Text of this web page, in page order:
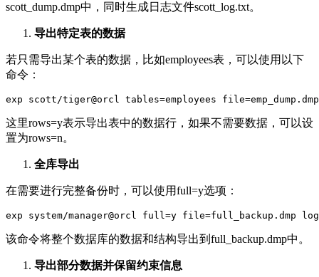
scott_dump.dmp中，同时生成日志文件scott_log.txt。
导出特定表的数据
若只需导出某个表的数据，比如employees表，可以使用以下
命令：
exp scott/tiger@orcl tables=employees file=emp_dump.dmp
这里rows=y表示导出表中的数据行，如果不需要数据，可以设
置为rows=n。
全库导出
在需要进行完整备份时，可以使用full=y选项：
exp system/manager@orcl full=y file=full_backup.dmp
该命令将整个数据库的数据和结构导出到full_backup.dmp中。
导出部分数据并保留约束信息